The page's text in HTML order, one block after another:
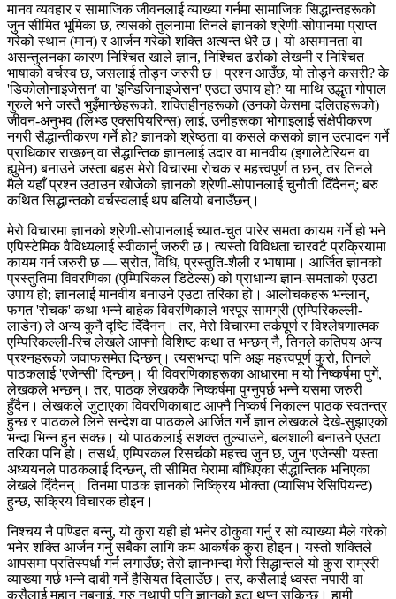
मानव व्यवहार र सामाजिक जीवनलाई व्याख्या गर्नमा सामाजिक सिद्धान्तहरूको
जुन सीमित भूमिका छ, त्यसको तुलनामा तिनले ज्ञानको श्रेणी-सोपानमा प्राप्त
गरेको स्थान (मान) र आर्जन गरेको शक्ति अत्यन्त धेरै छ। यो असमानता वा
असन्तुलनका कारण निश्चित खाले ज्ञान, निश्चित ढर्राको लेखनी र निश्चित
भाषाको वर्चस्व छ, जसलाई तोड्न जरुरी छ। प्रश्न आउँछ, यो तोड्ने कसरी? के
'डिकोलोनाइजेसन' वा 'इन्डिजिनाइजेसन' एउटा उपाय हो? या माथि उद्धृत गोपाल
गुरुले भने जस्तै भुइँमान्छेहरूको, शक्तिहीनहरूको (उनको केसमा दलितहरूको)
जीवन-अनुभव (लिभ्ड एक्सपियरिन्स) लाई, उनीहरूका भोगाइलाई संक्षेपीकरण
नगरी सैद्धान्तीकरण गर्ने हो? ज्ञानको श्रेष्ठता वा कसले कसको ज्ञान उत्पादन गर्ने
प्राधिकार राख्छन् वा सैद्धान्तिक ज्ञानलाई उदार वा मानवीय (इगालेटेरियन वा
ह्युमेन) बनाउने जस्ता बहस मेरो विचारमा रोचक र महत्त्वपूर्ण त छन्, तर तिनले
मैले यहाँ प्रश्न उठाउन खोजेको ज्ञानको श्रेणी-सोपानलाई चुनौती दिँदैनन्; बरु
कथित सिद्धान्तको वर्चस्वलाई थप बलियो बनाउँछन्।
मेरो विचारमा ज्ञानको श्रेणी-सोपानलाई च्यात-चुत पारेर समता कायम गर्ने हो भने
एपिस्टेमिक वैविध्यलाई स्वीकार्नु जरुरी छ। त्यस्तो विविधता चारवटै प्रक्रियामा
कायम गर्न जरुरी छ — स्रोत, विधि, प्रस्तुति-शैली र भाषामा। आर्जित ज्ञानको
प्रस्तुतिमा विवरणिका (एम्पिरिकल डिटेल्स) को प्राधान्य ज्ञान-समताको एउटा
उपाय हो; ज्ञानलाई मानवीय बनाउने एउटा तरिका हो। आलोचकहरू भन्लान्,
फगत 'रोचक' कथा भन्ने बाहेक विवरणिकाले भरपूर सामग्री (एम्पिरिकल्ली-
लाडेन) ले अन्य कुनै दृष्टि दिँदैनन्। तर, मेरो विचारमा तर्कपूर्ण र विश्लेषणात्मक
एम्पिरिकल्ली-रिच लेखले आफ्नो विशिष्ट कथा त भन्छन् नै, तिनले कतिपय अन्य
प्रश्नहरूको जवाफसमेत दिन्छन्। त्यसभन्दा पनि अझ महत्त्वपूर्ण कुरो, तिनले
पाठकलाई 'एजेन्सी' दिन्छन्। यी विवरणिकाहरूका आधारमा म यो निष्कर्षमा पुगें,
लेखकले भन्छन्। तर, पाठक लेखककै निष्कर्षमा पुग्नुपर्छ भन्ने यसमा जरुरी
हुँदैन। लेखकले जुटाएका विवरणिकाबाट आफ्नै निष्कर्ष निकाल्न पाठक स्वतन्त्र
हुन्छ र पाठकले लिने सन्देश वा पाठकले आर्जित गर्ने ज्ञान लेखकले देखे-सुझाएको
भन्दा भिन्न हुन सक्छ। यो पाठकलाई सशक्त तुल्याउने, बलशाली बनाउने एउटा
तरिका पनि हो। तसर्थ, एम्पिरकल रिसर्चको महत्त्व जुन छ, जुन 'एजेन्सी' यस्ता
अध्ययनले पाठकलाई दिन्छन्, ती सीमित घेरामा बाँधिएका सैद्धान्तिक भनिएका
लेखले दिँदैनन्। तिनमा पाठक ज्ञानको निष्क्रिय भोक्ता (प्यासिभ रेसिपियन्ट)
हुन्छ, सक्रिय विचारक होइन।
निश्चय नै पण्डित बन्नु, यो कुरा यही हो भनेर ठोकुवा गर्नु र सो व्याख्या मैले गरेको
भनेर शक्ति आर्जन गर्नु सबैका लागि कम आकर्षक कुरा होइन। यस्तो शक्तिले
आपसमा प्रतिस्पर्धा गर्न लगाउँछ; तेरो ज्ञानभन्दा मेरो सिद्धान्तले यो कुरा राम्ररी
व्याख्या गर्छ भन्ने दाबी गर्ने हैसियत दिलाउँछ। तर, कसैलाई ध्वस्त नपारी वा
कसैलाई महान् नबनाई, गुरु नथापी पनि ज्ञानको इटा थप्न सकिन्छ। हामी